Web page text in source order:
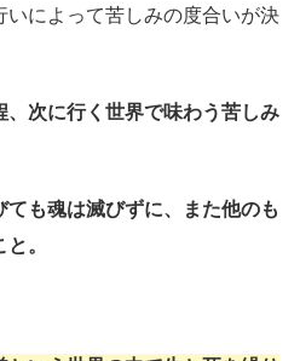
いによって苦しみの度合いが決
次に行く世界で味わう苦しみ
も魂は滅びずに、また他のも
。